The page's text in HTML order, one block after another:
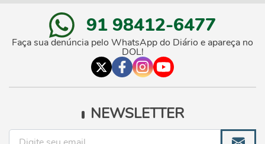
91 98412-6477
Faça sua denúncia pelo WhatsApp do Diário e apareça no
DOL!
NEWSLETTER